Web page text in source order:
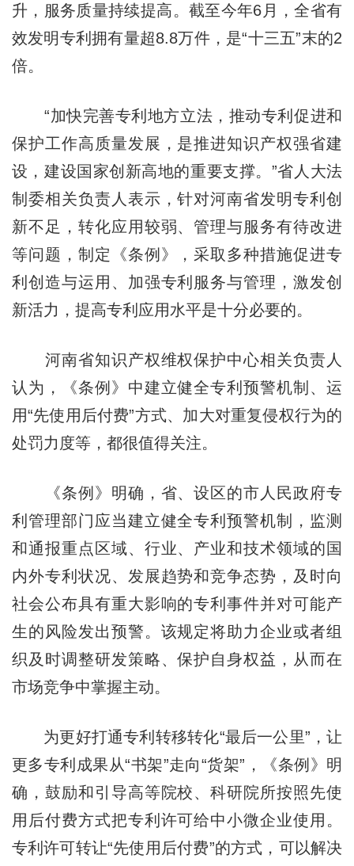
升，服务质量持续提高。截至今年6月，全省有
效发明专利拥有量超8.8万件，是“十三五”末的2
倍。
“加快完善专利地方立法，推动专利促进和
保护工作高质量发展，是推进知识产权强省建
设，建设国家创新高地的重要支撑。”省人大法
制委相关负责人表示，针对河南省发明专利创
新不足，转化应用较弱、管理与服务有待改进
等问题，制定《条例》，采取多种措施促进专
利创造与运用、加强专利服务与管理，激发创
新活力，提高专利应用水平是十分必要的。
河南省知识产权维权保护中心相关负责人
认为，《条例》中建立健全专利预警机制、运
用“先使用后付费”方式、加大对重复侵权行为的
处罚力度等，都很值得关注。
《条例》明确，省、设区的市人民政府专
利管理部门应当建立健全专利预警机制，监测
和通报重点区域、行业、产业和技术领域的国
内外专利状况、发展趋势和竞争态势，及时向
社会公布具有重大影响的专利事件并对可能产
生的风险发出预警。该规定将助力企业或者组
织及时调整研发策略、保护自身权益，从而在
市场竞争中掌握主动。
为更好打通专利转移转化“最后一公里”，让
更多专利成果从“书架”走向“货架”，《条例》明
确，鼓励和引导高等院校、科研院所按照先使
用后付费方式把专利许可给中小微企业使用。
专利许可转让“先使用后付费”的方式，可以解决